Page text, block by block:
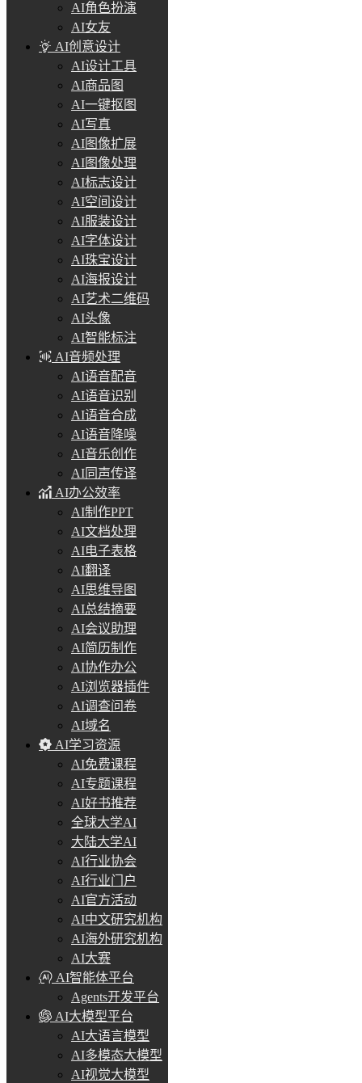
AI角色扮演
AI女友
AI创意设计
AI设计工具
AI商品图
AI一键抠图
AI写真
AI图像扩展
AI图像处理
AI标志设计
AI空间设计
AI服装设计
AI字体设计
AI珠宝设计
AI海报设计
AI艺术二维码
AI头像
AI智能标注
AI音频处理
AI语音配音
AI语音识别
AI语音合成
AI语音降噪
AI音乐创作
AI同声传译
AI办公效率
AI制作PPT
AI文档处理
AI电子表格
AI翻译
AI思维导图
AI总结摘要
AI会议助理
AI简历制作
AI协作办公
AI浏览器插件
AI调查问卷
AI域名
AI学习资源
AI免费课程
AI专题课程
AI好书推荐
全球大学AI
大陆大学AI
AI行业协会
AI行业门户
AI官方活动
AI中文研究机构
AI海外研究机构
AI大赛
AI智能体平台
Agents开发平台
AI大模型平台
AI大语言模型
AI多模态大模型
AI视觉大模型